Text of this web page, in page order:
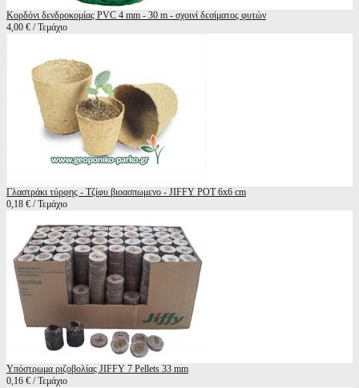
Κορδόνι δενδροκομίας PVC 4 mm - 30 m - σχοινί δεσίματος φυτών
4,00 € / Τεμάχιο
Γλαστράκι τύρφης - Τζίφυ βιοασπωμενο - JIFFY POT 6x6 cm
0,18 € / Τεμάχιο
Υπόστρωμα ριζοβολίας JIFFY 7 Pellets 33 mm
0,16 € / Τεμάχιο